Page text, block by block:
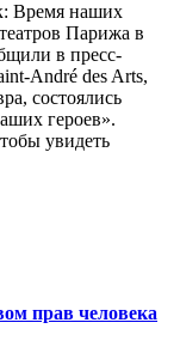
Время наших
Парижа в
в пресс-
André des Arts,
состоялись
героев».
увидеть
прав человека